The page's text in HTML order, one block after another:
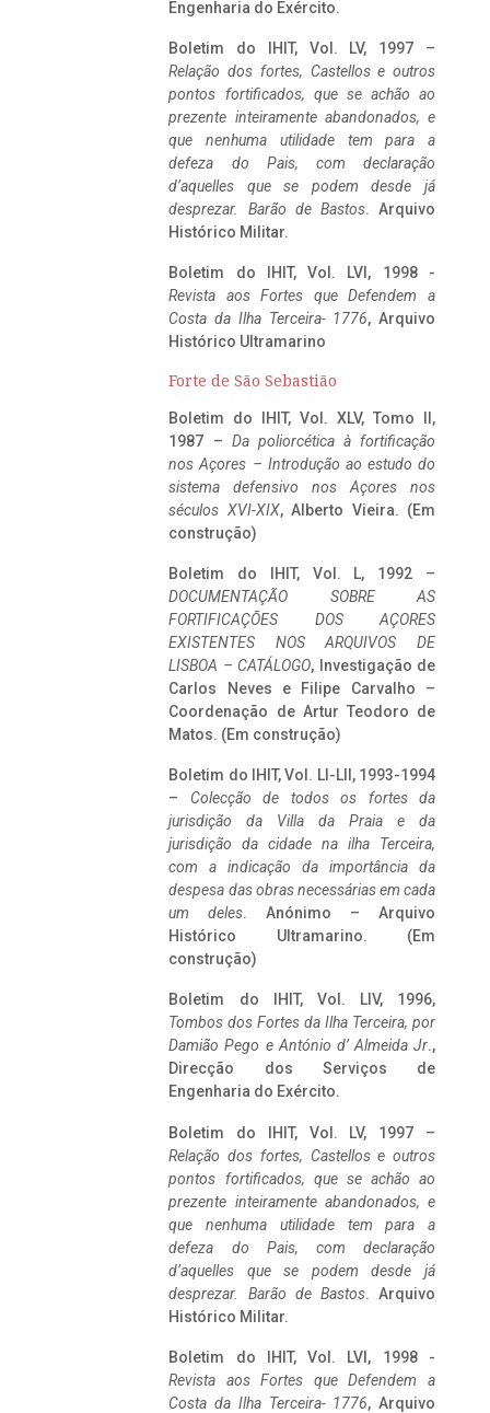
Engenharia do Exército.
Boletim do IHIT, Vol. LV, 1997 –
Relação dos fortes, Castellos e outros
pontos fortificados, que se achão ao
prezente inteiramente abandonados, e
que nenhuma utilidade tem para a
defeza do Pais, com declaração
d’aquelles que se podem desde já
desprezar. Barão de Bastos. Arquivo
Histórico Militar.
Boletim do IHIT, Vol. LVI, 1998 -
Revista aos Fortes que Defendem a
Costa da Ilha Terceira- 1776, Arquivo
Histórico Ultramarino
Forte de São Sebastião
Boletim do IHIT, Vol. XLV, Tomo II,
1987 – Da poliorcética à fortificação
nos Açores – Introdução ao estudo do
sistema defensivo nos Açores nos
séculos XVI-XIX, Alberto Vieira. (Em
construção)
Boletim do IHIT, Vol. L, 1992 –
DOCUMENTAÇÃO SOBRE AS
FORTIFICAÇÕES DOS AÇORES
EXISTENTES NOS ARQUIVOS DE
LISBOA – CATÁLOGO, Investigação de
Carlos Neves e Filipe Carvalho –
Coordenação de Artur Teodoro de
Matos. (Em construção)
Boletim do IHIT, Vol. LI-LII, 1993-1994
– Colecção de todos os fortes da
jurisdição da Villa da Praia e da
jurisdição da cidade na ilha Terceira,
com a indicação da importância da
despesa das obras necessárias em cada
um deles. Anónimo – Arquivo
Histórico Ultramarino. (Em
construção)
Boletim do IHIT, Vol. LIV, 1996,
Tombos dos Fortes da Ilha Terceira, por
Damião Pego e António d’ Almeida Jr.,
Direcção dos Serviços de
Engenharia do Exército.
Boletim do IHIT, Vol. LV, 1997 –
Relação dos fortes, Castellos e outros
pontos fortificados, que se achão ao
prezente inteiramente abandonados, e
que nenhuma utilidade tem para a
defeza do Pais, com declaração
d’aquelles que se podem desde já
desprezar. Barão de Bastos. Arquivo
Histórico Militar.
Boletim do IHIT, Vol. LVI, 1998 -
Revista aos Fortes que Defendem a
Costa da Ilha Terceira- 1776, Arquivo